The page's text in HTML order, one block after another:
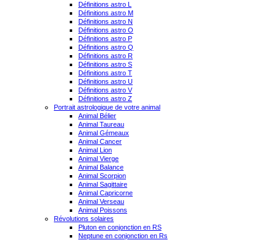
Définitions astro L
Définitions astro M
Définitions astro N
Définitions astro O
Définitions astro P
Définitions astro Q
Définitions astro R
Définitions astro S
Définitions astro T
Définitions astro U
Définitions astro V
Définitions astro Z
Portrait astrologique de votre animal
Animal Bélier
Animal Taureau
Animal Gémeaux
Animal Cancer
Animal Lion
Animal Vierge
Animal Balance
Animal Scorpion
Animal Sagittaire
Animal Capricorne
Animal Verseau
Animal Poissons
Révolutions solaires
Pluton en conjonction en RS
Neptune en conjonction en Rs